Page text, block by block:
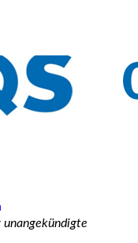
unangekündigte